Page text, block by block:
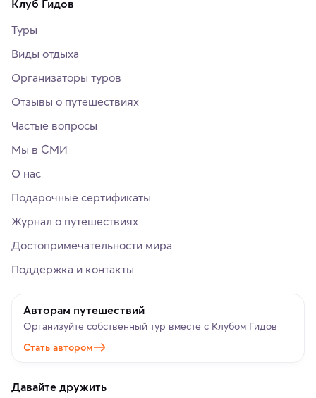
Клуб Гидов
Туры
Виды отдыха
Организаторы туров
Отзывы о путешествиях
Частые вопросы
Мы в СМИ
О нас
Подарочные сертификаты
Журнал о путешествиях
Достопримечательности мира
Поддержка и контакты
Авторам путешествий
Организуйте собственный тур вместе с Клубом Гидов
Стать автором
Давайте дружить